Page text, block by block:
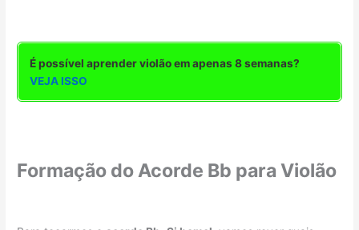
É possível aprender violão em apenas 8 semanas?
VEJA ISSO
Formação do Acorde Bb para Violão